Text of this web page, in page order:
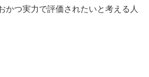
かつ実力で評価されたいと考える人